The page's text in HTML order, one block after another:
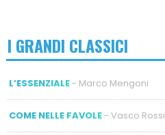
I GRANDI CLASSICI
L’ESSENZIALE- Marco Mengoni
COME NELLE FAVOLE- Vasco Rossi